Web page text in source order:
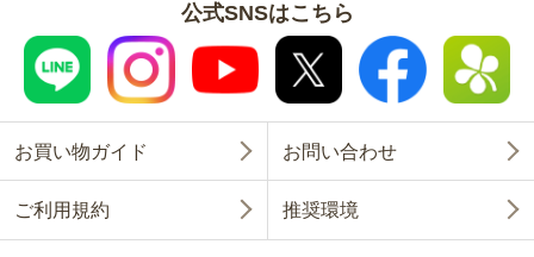
公式SNSはこちら
お買い物ガイド お問い合わせ
ご利用規約 推奨環境